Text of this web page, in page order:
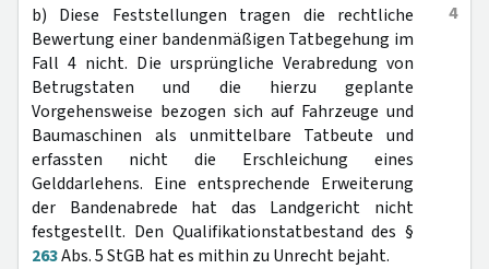
4
b) Diese Feststellungen tragen die rechtliche
Bewertung einer bandenmäßigen Tatbegehung im
Fall 4 nicht. Die ursprüngliche Verabredung von
Betrugstaten und die hierzu geplante
Vorgehensweise bezogen sich auf Fahrzeuge und
Baumaschinen als unmittelbare Tatbeute und
erfassten nicht die Erschleichung eines
Gelddarlehens. Eine entsprechende Erweiterung
der Bandenabrede hat das Landgericht nicht
festgestellt. Den Qualifikationstatbestand des §
263Abs. 5 StGB hat es mithin zu Unrecht bejaht.